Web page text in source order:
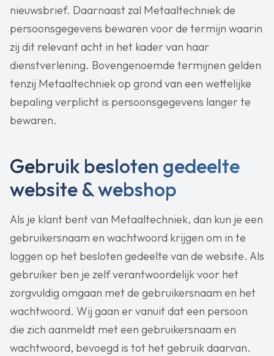
nieuwsbrief. Daarnaast zal Metaaltechniek de
persoonsgegevens bewaren voor de termijn waarin
zij dit relevant acht in het kader van haar
dienstverlening. Bovengenoemde termijnen gelden
tenzij Metaaltechniek op grond van een wettelijke
bepaling verplicht is persoonsgegevens langer te
bewaren.
Gebruik besloten gedeelte
website & webshop
Als je klant bent van Metaaltechniek, dan kun je een
gebruikersnaam en wachtwoord krijgen om in te
loggen op het besloten gedeelte van de website. Als
gebruiker ben je zelf verantwoordelijk voor het
zorgvuldig omgaan met de gebruikersnaam en het
wachtwoord. Wij gaan er vanuit dat een persoon
die zich aanmeldt met een gebruikersnaam en
wachtwoord, bevoegd is tot het gebruik daarvan.